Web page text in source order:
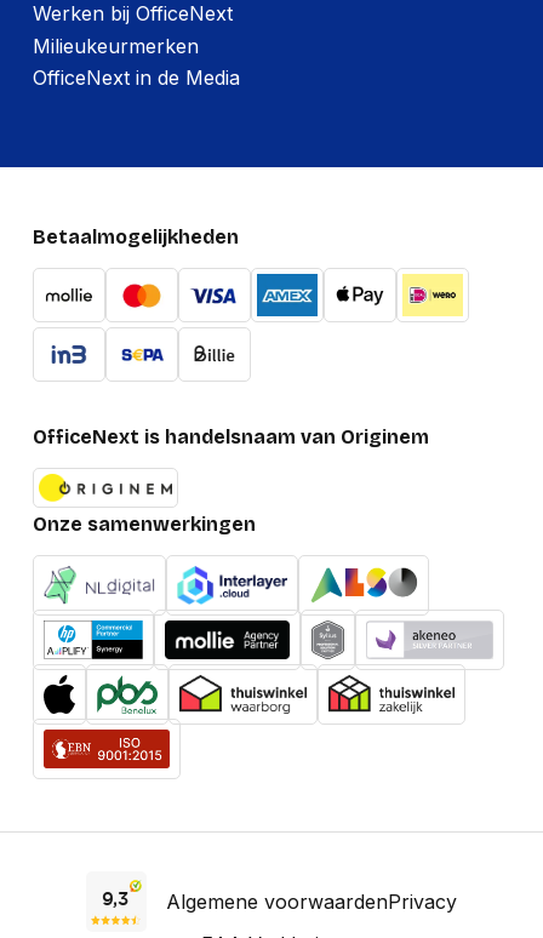
Werken bij OfficeNext
Milieukeurmerken
OfficeNext in de Media
Betaalmogelijkheden
OfficeNext is handelsnaam van Originem
Onze samenwerkingen
Algemene voorwaardenPrivacy